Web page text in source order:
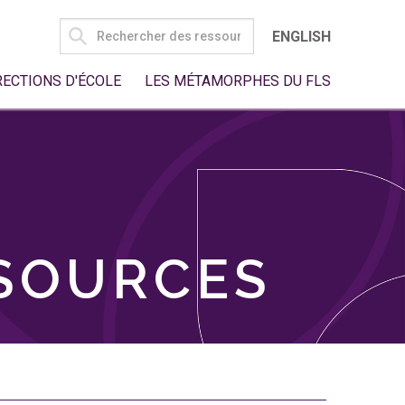
SEARCH
FOR:
ENGLISH
D'ÉCOLE LES MÉTAMORPHES DU FLS